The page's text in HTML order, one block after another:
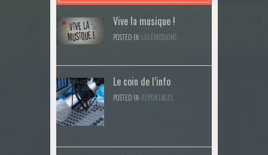
Vive la musique !
POSTED IN:LES ÉMISSIONS
Le coin de l’info
POSTED IN:REPORTAGES